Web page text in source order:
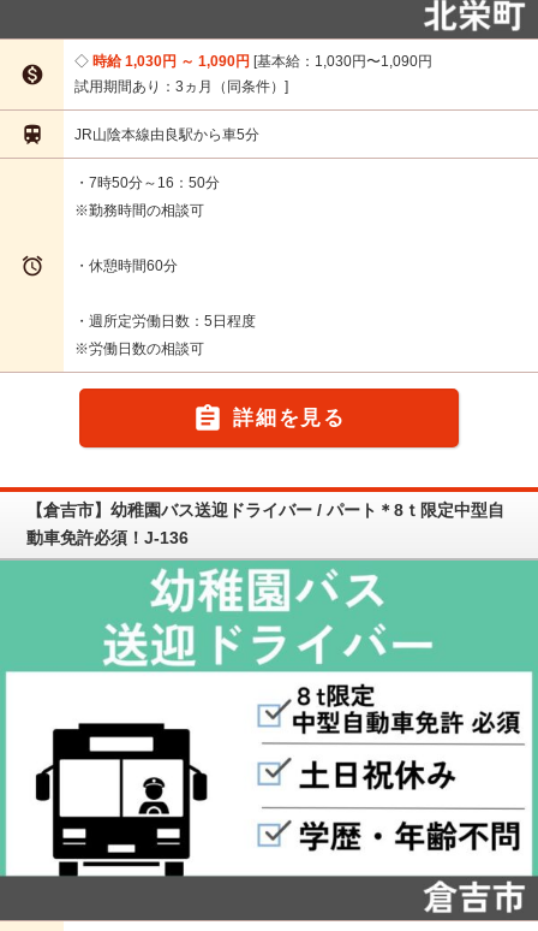

時給 1,030円 ～ 1,090円 基本給：1,030円〜1,090円
試用期間あり：3ヵ月（同条件）
 JR山陰本線由良駅から車5分

・7時50分～16：50分
※勤務時間の相談可
・休憩時間60分
・週所定労働日数：5日程度
※労働日数の相談可
 詳細を見る
【倉吉市】幼稚園バス送迎ドライバー / パート＊8ｔ限定中型自
動車免許必須！J-136